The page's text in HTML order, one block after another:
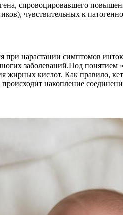
спровоцировавшего
чувствительных к
при нарастании симптомов
заболеваний.Под понятием
жирных кислот. Как правило,
накопление